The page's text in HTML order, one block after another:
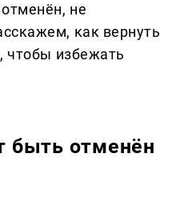
не
как вернуть
чтобы избежать
быть отменён